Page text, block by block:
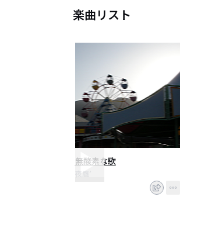
楽曲リスト
無酸素な歌
夜鷹’